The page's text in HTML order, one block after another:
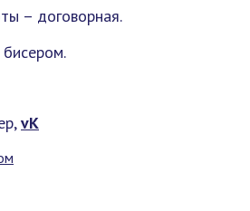
– договорная.
vK